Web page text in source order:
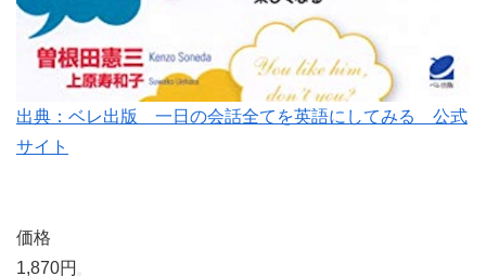
出典：ベレ出版 一日の会話全てを英語にしてみる 公式
サイト
価格
1,870円